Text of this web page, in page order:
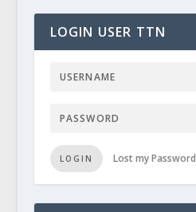
LOGIN USER TTN
LOGIN Lost my Password